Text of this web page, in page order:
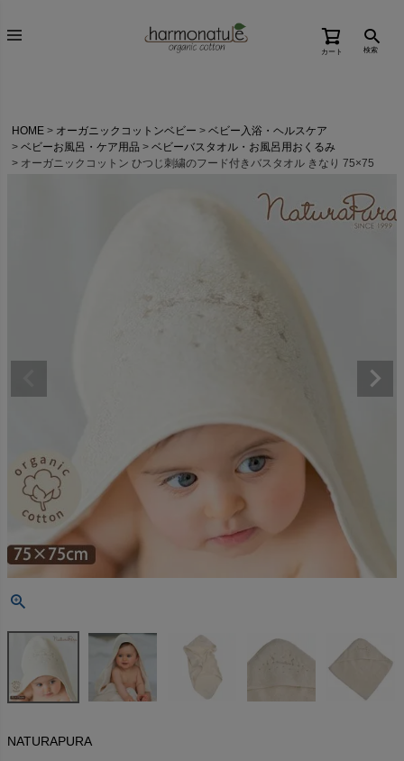
カート 検索
HOME オーガニックコットンベビー
ベビー入浴・ヘルスケア
ベビーお風呂・ケア用品
ベビーバスタオル・お風呂用おくるみ
オーガニックコットン ひつじ刺繍のフード付きバスタオル きなり 75×75
NATURAPURA